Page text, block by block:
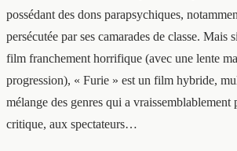
possédant des dons parapsychiques,
persécutée par ses camarades de classe. Mais
film franchement horrifique (avec une lente
progression), « Furie » est un film hybride,
mélange des genres qui a vraissemblablement
critique, aux spectateurs…